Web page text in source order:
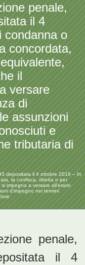
penale,
il 4
condanna o
concordata,
il
versare
di
assunzioni
e
tributaria di
depositata il 4 ottobre 2019 – In
la confisca, diretta o per
impegna a versare all’erario
d’impegno nei termini
penale,
il 4